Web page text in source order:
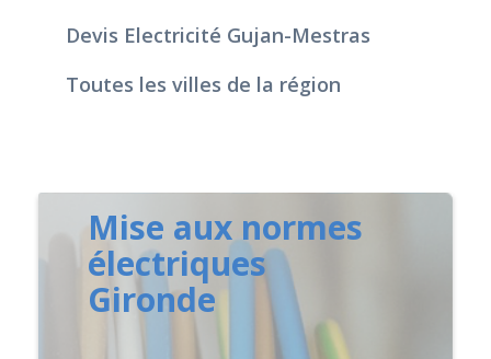
Devis Electricité Gujan-Mestras
Toutes les villes de la région
Mise aux normes
électriques
Gironde